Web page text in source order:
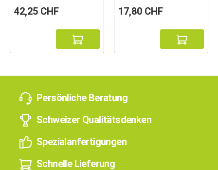
42,25 CHF 17,80 CHF
Persönliche Beratung
Schweizer Qualitätsdenken
Spezialanfertigungen
Schnelle Lieferung